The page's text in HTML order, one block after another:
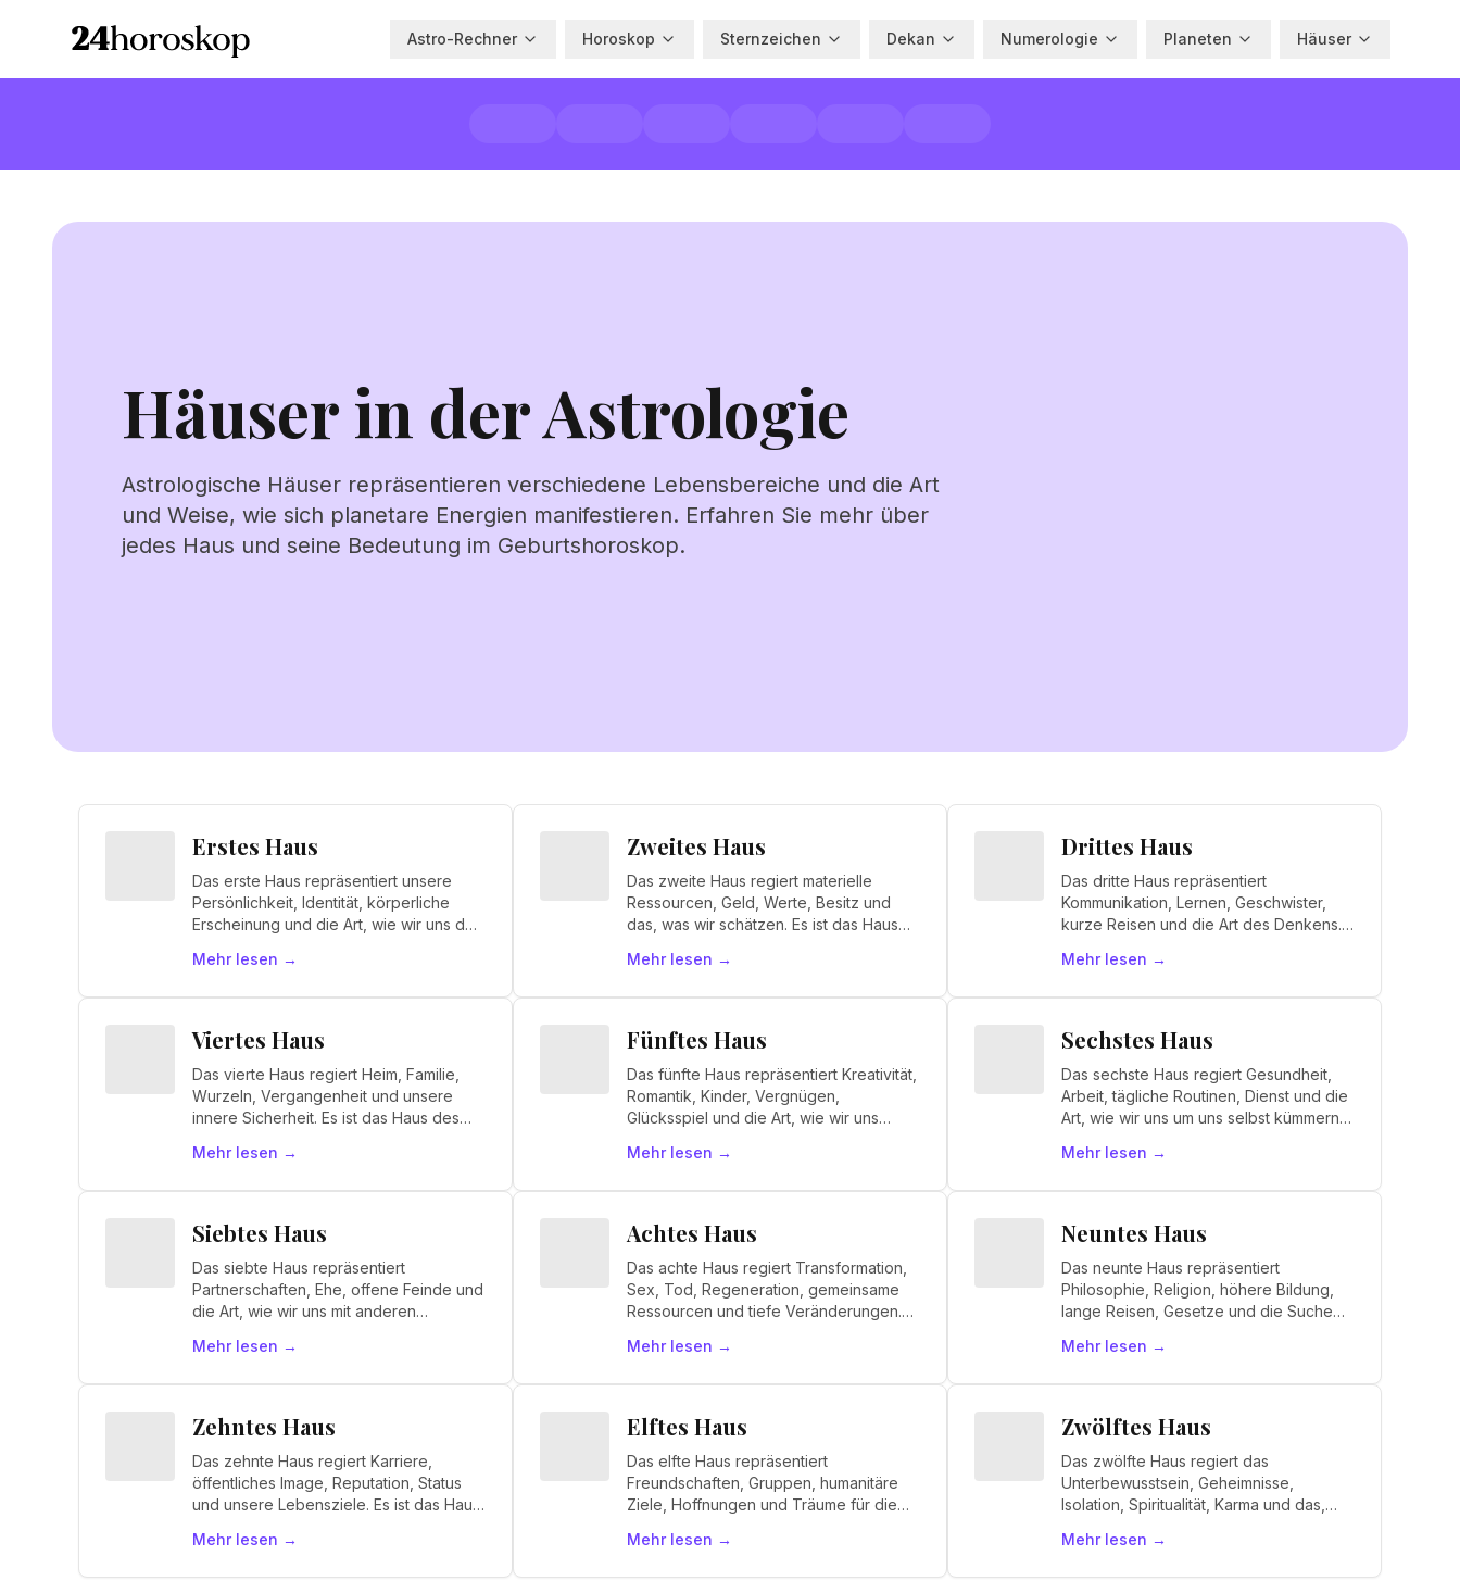
Astro-Rechner Horoskop Sternzeichen Dekan Numerologie Planeten Häuser
Häuser in der Astrologie
Astrologische Häuser repräsentieren verschiedene Lebensbereiche und die Art
und Weise, wie sich planetare Energien manifestieren. Erfahren Sie mehr über
jedes Haus und seine Bedeutung im Geburtshoroskop.
Erstes Haus
Das erste Haus repräsentiert unsere
Persönlichkeit, Identität, körperliche
Erscheinung und die Art, wie wir uns der
"Ich bin".
Mehr lesen →
Zweites Haus
Das zweite Haus regiert materielle
Ressourcen, Geld, Werte, Besitz und
das, was wir schätzen. Es ist das Haus
Mehr lesen →
Drittes Haus
Das dritte Haus repräsentiert
Kommunikation, Lernen, Geschwister,
kurze Reisen und die Art des Denkens.
Mehr lesen →
Viertes Haus
Das vierte Haus regiert Heim, Familie,
Wurzeln, Vergangenheit und unsere
innere Sicherheit. Es ist das Haus des
Mehr lesen →
Fünftes Haus
Das fünfte Haus repräsentiert Kreativität,
Romantik, Kinder, Vergnügen,
Glücksspiel und die Art, wie wir uns
erschaffe".
Mehr lesen →
Sechstes Haus
Das sechste Haus regiert Gesundheit,
Arbeit, tägliche Routinen, Dienst und die
Art, wie wir uns um uns selbst kümmern.
Mehr lesen →
Siebtes Haus
Das siebte Haus repräsentiert
Partnerschaften, Ehe, offene Feinde und
die Art, wie wir uns mit anderen
sind".
Mehr lesen →
Achtes Haus
Das achte Haus regiert Transformation,
Sex, Tod, Regeneration, gemeinsame
Ressourcen und tiefe Veränderungen.
Mehr lesen →
Neuntes Haus
Das neunte Haus repräsentiert
Philosophie, Religion, höhere Bildung,
lange Reisen, Gesetze und die Suche
glaube".
Mehr lesen →
Zehntes Haus
Das zehnte Haus regiert Karriere,
öffentliches Image, Reputation, Status
und unsere Lebensziele. Es ist das Haus
Mehr lesen →
Elftes Haus
Das elfte Haus repräsentiert
Freundschaften, Gruppen, humanitäre
Ziele, Hoffnungen und Träume für die
hoffen".
Mehr lesen →
Zwölftes Haus
Das zwölfte Haus regiert das
Unterbewusstsein, Geheimnisse,
Isolation, Spiritualität, Karma und das,
"Ich ergebe mich".
Mehr lesen →